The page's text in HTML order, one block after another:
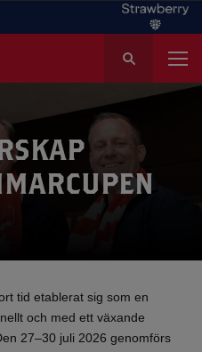
k
tid etablerat sig som en
och med ett växande
27–30 juli 2026 genomförs